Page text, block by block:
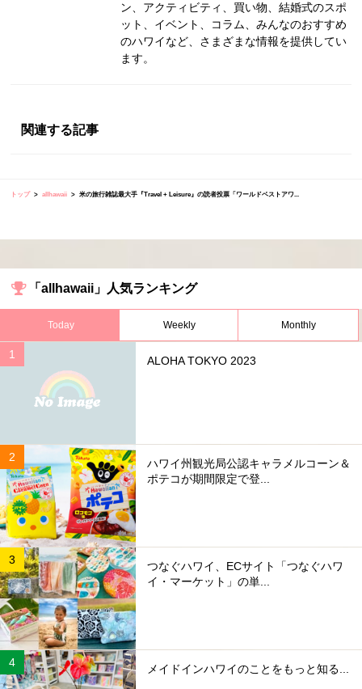
ン、アクティビティ、買い物、結婚式のスポ
ット、イベント、コラム、みんなのおすすめ
のハワイなど、さまざまな情報を提供してい
ます。
関連する記事
トップ allhawaii 米の旅行雑誌最大手『Travel + Leisure』の読者投票「ワールドベストアワ...
「allhawaii」人気ランキング
Today Weekly Monthly
ALOHA TOKYO 2023
ハワイ州観光局公認キャラメルコーン＆
ポテコが期間限定で登...
つなぐハワイ、ECサイト「つなぐハワ
イ・マーケット」の単...
メイドインハワイのことをもっと知る...